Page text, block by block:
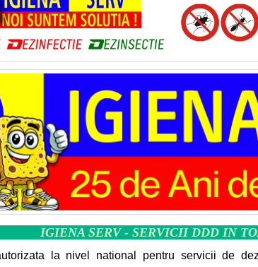
IGIENA SERV - SERVICII DDD IN
la nivel national pentru servicii de